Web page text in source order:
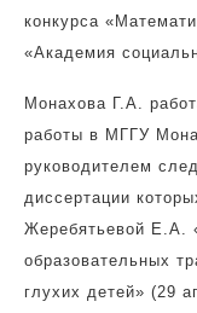
конкурса
«Академия
Монахова Г.А.
работы в МГГУ
руководителем
диссертации
Жеребятьевой Е.А.
образовательных
глухих детей» (29